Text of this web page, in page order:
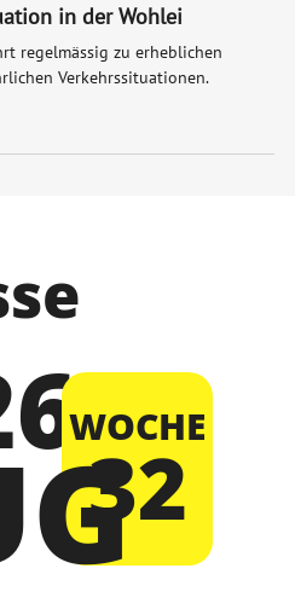
in der Wohlei
regelmässig zu erheblichen
Verkehrssituationen.
WOCHE
32